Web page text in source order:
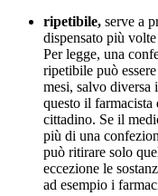
ripetibile, serve a
dispensato più
Per legge, una
ripetibile può
mesi, salvo diversa
questo il
cittadino. Se il
più di una
può ritirare solo
eccezione le
ad esempio i